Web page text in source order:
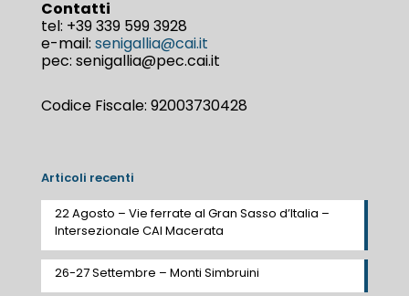
Contatti
tel: +39 339 599 3928
e-mail: senigallia@cai.it
pec: senigallia@pec.cai.it
Codice Fiscale: 92003730428
Articoli recenti
22 Agosto – Vie ferrate al Gran Sasso d’Italia –
Intersezionale CAI Macerata
26-27 Settembre – Monti Simbruini